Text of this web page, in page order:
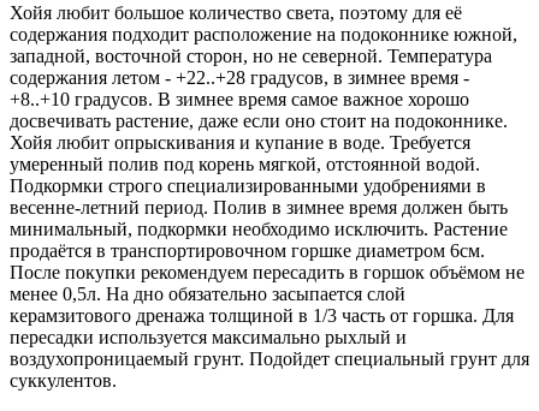
Хойя любит большое количество света, поэтому для её
содержания подходит расположение на подоконнике южной,
западной, восточной сторон, но не северной. Температура
содержания летом - +22..+28 градусов, в зимнее время -
+8..+10 градусов. В зимнее время самое важное хорошо
досвечивать растение, даже если оно стоит на подоконнике.
Хойя любит опрыскивания и купание в воде. Требуется
умеренный полив под корень мягкой, отстоянной водой.
Подкормки строго специализированными удобрениями в
весенне-летний период. Полив в зимнее время должен быть
минимальный, подкормки необходимо исключить. Растение
продаётся в транспортировочном горшке диаметром 6см.
После покупки рекомендуем пересадить в горшок объёмом не
менее 0,5л. На дно обязательно засыпается слой
керамзитового дренажа толщиной в 1/3 часть от горшка. Для
пересадки используется максимально рыхлый и
воздухопроницаемый грунт. Подойдет специальный грунт для
суккулентов.